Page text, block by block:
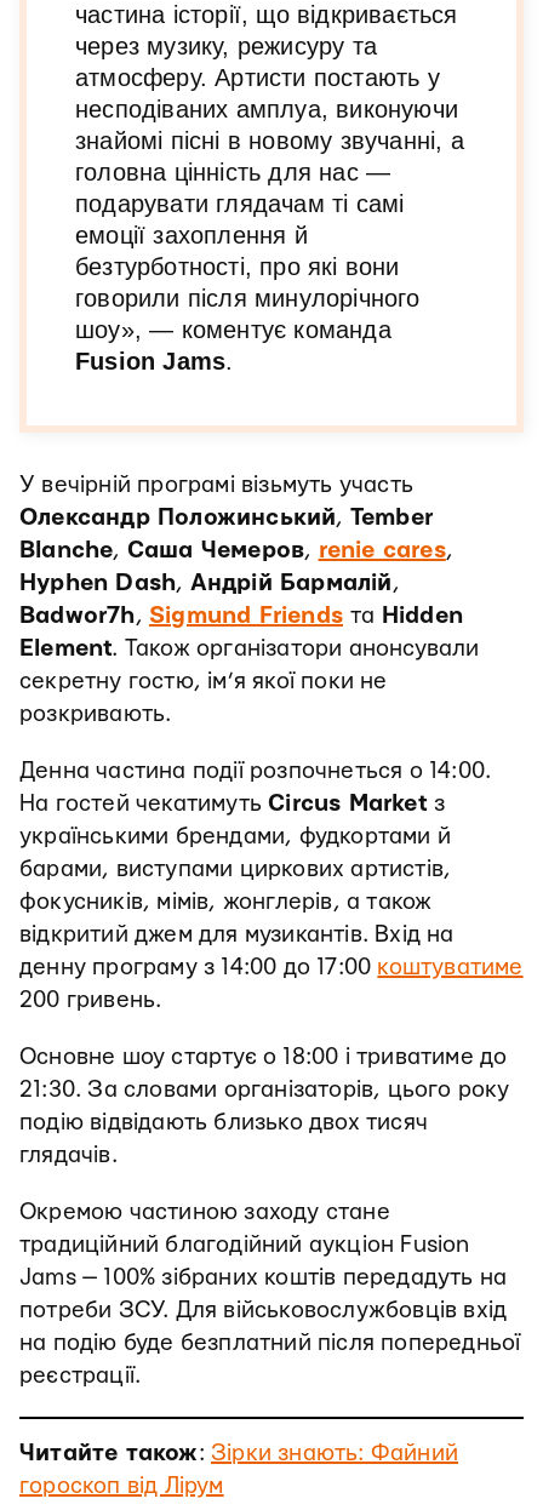
частина історії, що відкривається
через музику, режисуру та
атмосферу. Артисти постають у
несподіваних амплуа, виконуючи
знайомі пісні в новому звучанні, а
головна цінність для нас —
подарувати глядачам ті самі
емоції захоплення й
безтурботності, про які вони
говорили після минулорічного
шоу», — коментує команда
Fusion Jams.
У вечірній програмі візьмуть участь
Олександр Положинський, Tember
Blanche, Саша Чемеров, renie cares,
Hyphen Dash, Андрій Бармалій,
Badwor7h, Sigmund Friends та Hidden
Element. Також організатори анонсували
секретну гостю, ім’я якої поки не
розкривають.
Денна частина події розпочнеться о 14:00.
На гостей чекатимутьCircus Market з
українськими брендами, фудкортами й
барами, виступами циркових артистів,
фокусників, мімів, жонглерів, а також
відкритий джем для музикантів. Вхід на
денну програму з 14:00 до 17:00 коштуватиме
200 гривень.
Основне шоу стартує о 18:00 і триватиме до
21:30. За словами організаторів, цього року
подію відвідають близько двох тисяч
глядачів.
Окремою частиною заходу стане
традиційний благодійний аукціон Fusion
Jams — 100% зібраних коштів передадуть на
потреби ЗСУ. Для військовослужбовців вхід
на подію буде безплатний після попередньої
реєстрації.
Читайте також: Зірки знають: Файний
гороскоп від Лірум